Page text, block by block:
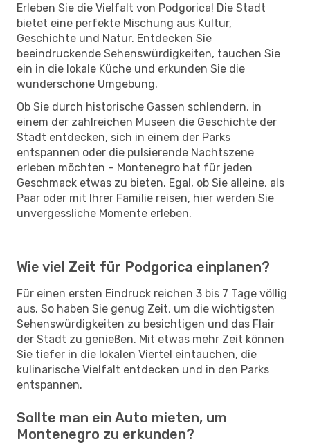
Erleben Sie die Vielfalt von Podgorica! Die Stadt
bietet eine perfekte Mischung aus Kultur,
Geschichte und Natur. Entdecken Sie
beeindruckende Sehenswürdigkeiten, tauchen Sie
ein in die lokale Küche und erkunden Sie die
wunderschöne Umgebung.
Ob Sie durch historische Gassen schlendern, in
einem der zahlreichen Museen die Geschichte der
Stadt entdecken, sich in einem der Parks
entspannen oder die pulsierende Nachtszene
erleben möchten – Montenegro hat für jeden
Geschmack etwas zu bieten. Egal, ob Sie alleine, als
Paar oder mit Ihrer Familie reisen, hier werden Sie
unvergessliche Momente erleben.
Wie viel Zeit für Podgorica einplanen?
Für einen ersten Eindruck reichen 3 bis 7 Tage völlig
aus. So haben Sie genug Zeit, um die wichtigsten
Sehenswürdigkeiten zu besichtigen und das Flair
der Stadt zu genießen. Mit etwas mehr Zeit können
Sie tiefer in die lokalen Viertel eintauchen, die
kulinarische Vielfalt entdecken und in den Parks
entspannen.
Sollte man ein Auto mieten, um
Montenegro zu erkunden?